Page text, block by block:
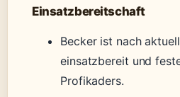
Einsatzbereitschaft
Becker ist nach
einsatzbereit und
Profikaders.